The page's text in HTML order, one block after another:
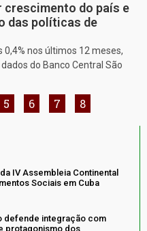
crescimento do país e
das políticas de
nos últimos 12 meses,
do Banco Central São
5 6 7 8
IV Assembleia Continental
Sociais em Cuba
defende integração com
protagonismo dos